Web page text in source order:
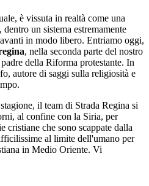
è vissuta in realtà come una
un sistema estremamente
in modo libero. Entriamo oggi,
, nella seconda parte del nostro
della Riforma protestante. In
autore di saggi sulla religiosità e
il team di Strada Regina si
al confine con la Siria, per
cristiane che sono scappate dalla
al limite dell'umano per
in Medio Oriente. Vi